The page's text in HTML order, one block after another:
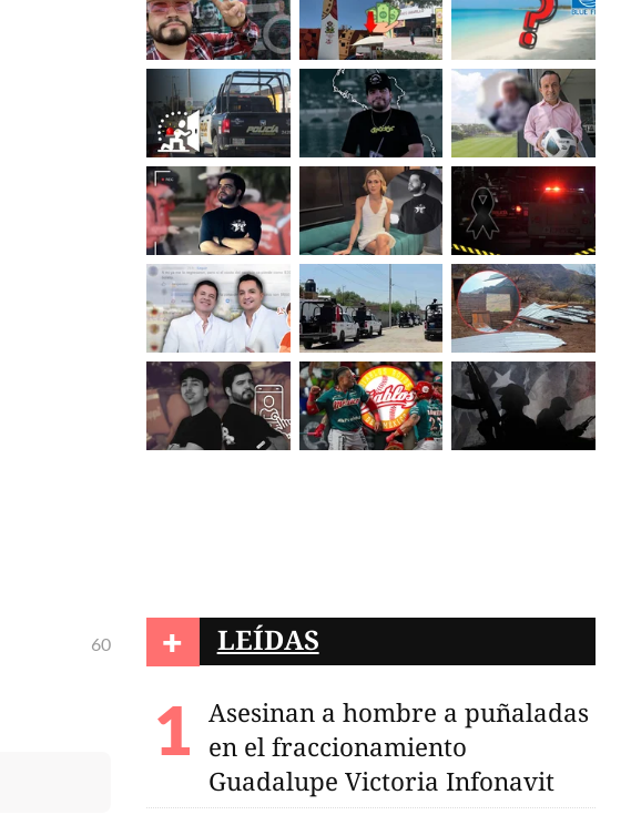
60 + LEÍDAS
Asesinan a hombre a puñaladas
en el fraccionamiento
Guadalupe Victoria Infonavit